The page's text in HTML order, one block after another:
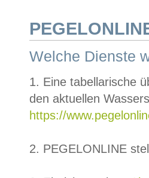
Welche Dienste
1. Eine tabellarische
den aktuellen
https://
2. PEGELONLINE